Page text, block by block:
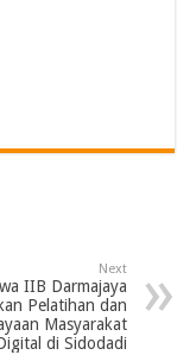
Next
IIB Darmajaya
Pelatihan dan
Masyarakat
di Sidodadi